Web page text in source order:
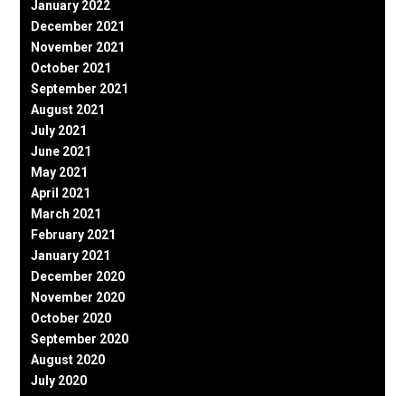
January 2022
December 2021
November 2021
October 2021
September 2021
August 2021
July 2021
June 2021
May 2021
April 2021
March 2021
February 2021
January 2021
December 2020
November 2020
October 2020
September 2020
August 2020
July 2020